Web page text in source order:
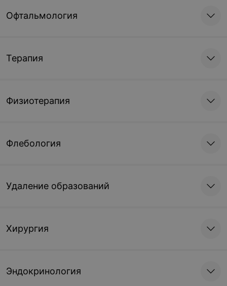
Офтальмология
Терапия
Физиотерапия
Флебология
Удаление образований
Хирургия
Эндокринология